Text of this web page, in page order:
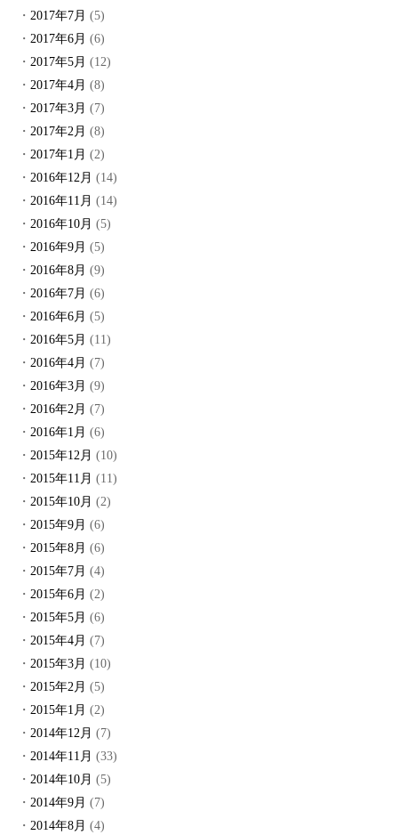
2017年7月 (5)
2017年6月 (6)
2017年5月 (12)
2017年4月 (8)
2017年3月 (7)
2017年2月 (8)
2017年1月 (2)
2016年12月 (14)
2016年11月 (14)
2016年10月 (5)
2016年9月 (5)
2016年8月 (9)
2016年7月 (6)
2016年6月 (5)
2016年5月 (11)
2016年4月 (7)
2016年3月 (9)
2016年2月 (7)
2016年1月 (6)
2015年12月 (10)
2015年11月 (11)
2015年10月 (2)
2015年9月 (6)
2015年8月 (6)
2015年7月 (4)
2015年6月 (2)
2015年5月 (6)
2015年4月 (7)
2015年3月 (10)
2015年2月 (5)
2015年1月 (2)
2014年12月 (7)
2014年11月 (33)
2014年10月 (5)
2014年9月 (7)
2014年8月 (4)